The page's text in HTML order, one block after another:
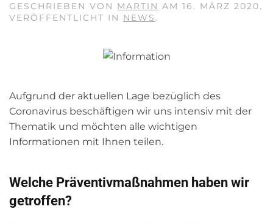
GESCHRIEBEN VON MARTIN AM 16. MÄRZ 2020.
VERÖFFENTLICHT IN NEWS .
Aufgrund der aktuellen Lage bezüglich des
Coronavirus beschäftigen wir uns intensiv mit der
Thematik und möchten alle wichtigen
Informationen mit Ihnen teilen.
Welche Präventivmaßnahmen haben wir
getroffen?